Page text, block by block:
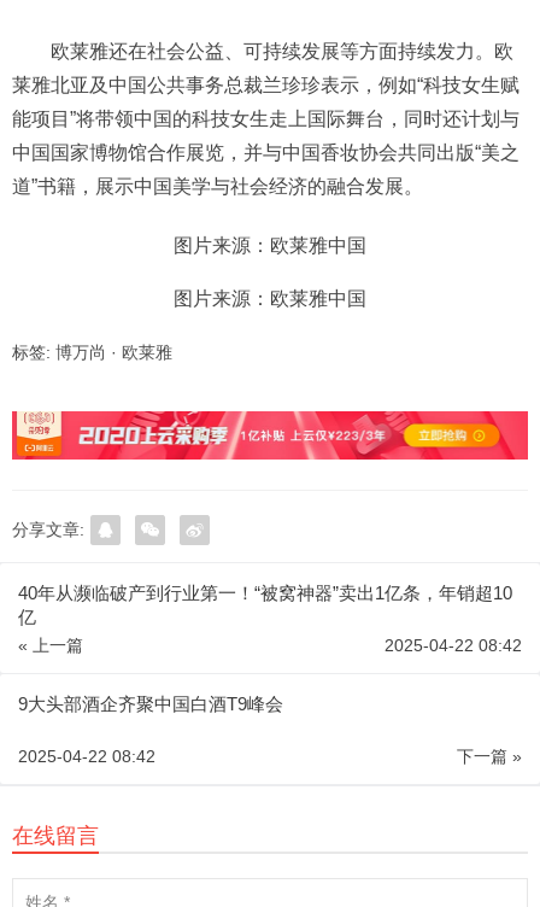
欧莱雅还在社会公益、可持续发展等方面持续发力。欧
莱雅北亚及中国公共事务总裁兰珍珍表示，例如“科技女生赋
能项目”将带领中国的科技女生走上国际舞台，同时还计划与
中国国家博物馆合作展览，并与中国香妆协会共同出版“美之
道”书籍，展示中国美学与社会经济的融合发展。
图片来源：欧莱雅中国
图片来源：欧莱雅中国
标签: 博万尚 · 欧莱雅
分享文章:
40年从濒临破产到行业第一！“被窝神器”卖出1亿条，年销超10
亿
« 上一篇 2025-04-22 08:42
9大头部酒企齐聚中国白酒T9峰会
下一篇 »
2025-04-22 08:42
在线留言